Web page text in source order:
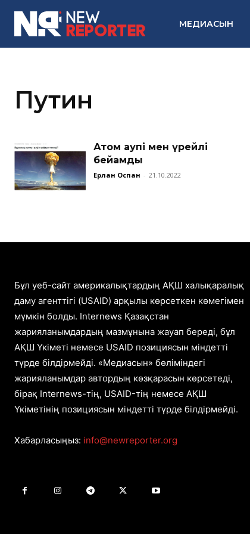
МЕДИАСЫН
Путин
Атом қаупі мен үрейлі
бейқамдық
Ерлан Оспан - 21.10.2022
Бұл уеб-сайт америкалықтардың АҚШ халықаралық
даму агенттігі (USAID) арқылы көрсеткен көмегімен
мүмкін болды. Internews Қазақстан
жарияланымдардың мазмұнына жауап береді, бұл
АҚШ Үкіметі немесе USAID позициясын міндетті
түрде білдірмейді. «Медиасын» бөліміндегі
жарияланымдар автордың көзқарасын көрсетеді,
бірақ Internews-тің, USAID-тің немесе АҚШ
Үкіметінің позициясын міндетті түрде білдірмейді.
Хабарласыңыз: info@newreporter.org